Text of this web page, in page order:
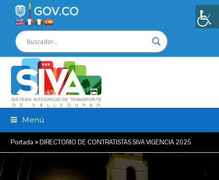
Menú
Portada »DIRECTORIO DE CONTRATISTAS SIVA VIGENCIA 2025